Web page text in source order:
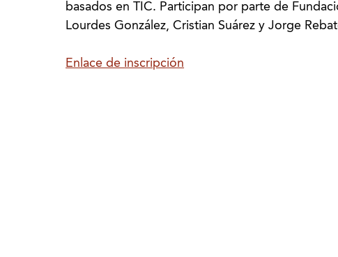
basados en TIC. Participan por parte de
Lourdes González, Cristian Suárez y Jorge
Enlace de inscripción